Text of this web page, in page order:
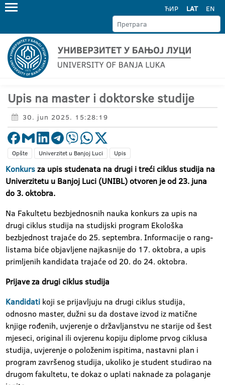
ЋИР LAT EN
Upis na master i doktorske studije
30. jun 2025. 15:28:19
Opšte Univerzitet u Banjoj Luci Upis
Konkursza upis studenata na drugi i treći ciklus studija na
Univerzitetu u Banjoj Luci (UNIBL) otvoren je od 23. juna
do 3. oktobra.
Na Fakultetu bezbjednosnih nauka konkurs za upis na
drugi ciklus studija na studijski program Ekološka
bezbjednost trajaće do 25. septembra. Informacije o rang-
listama biće objavljene najkasnije do 17. oktobra, a upis
primljenih kandidata trajaće od 20. do 24. oktobra.
Prijave za drugi ciklus studija
Kandidati koji se prijavljuju na drugi ciklus studija,
odnosno master, dužni su da dostave izvod iz matične
knjige rođenih, uvjerenje o državljanstvu ne starije od šest
mjeseci, original ili ovjerenu kopiju diplome prvog ciklusa
studija, uvjerenje o položenim ispitima, nastavni plan i
program završenog studija, ukoliko je student studirao na
drugom fakultetu, te dokaz o uplati naknade za polaganje